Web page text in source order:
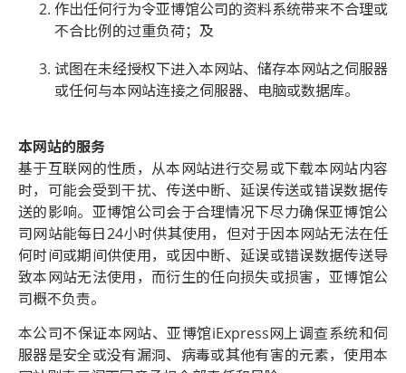
作出任何行为令亚博馆公司的资料系统带来不合理或
不合比例的过重负荷；及
试图在未经授权下进入本网站、储存本网站之伺服器
或任何与本网站连接之伺服器、电脑或数据库。
本网站的服务
基于互联网的性质，从本网站进行交易或下载本网站内容
时，可能会受到干扰、传送中断、延误传送或错误数据传
送的影响。亚博馆公司会于合理情况下尽力确保亚博馆公
司网站能每日24小时供其使用，但对于因本网站无法在任
何时间或期间供使用，或因中断、延误或错误数据传送导
致本网站无法使用，而衍生的任向损失或损害，亚博馆公
司概不负责。
本公司不保证本网站、亚博馆iExpress网上调查系统和伺
服器是安全或没有漏洞、病毒或其他有害的元素，使用本